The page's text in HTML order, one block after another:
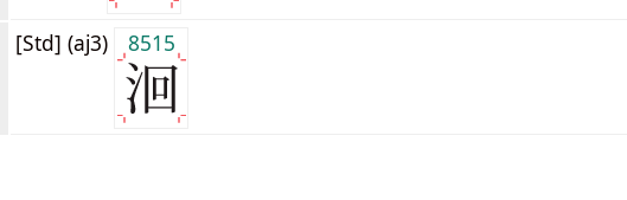
[Std] (aj3) 8515